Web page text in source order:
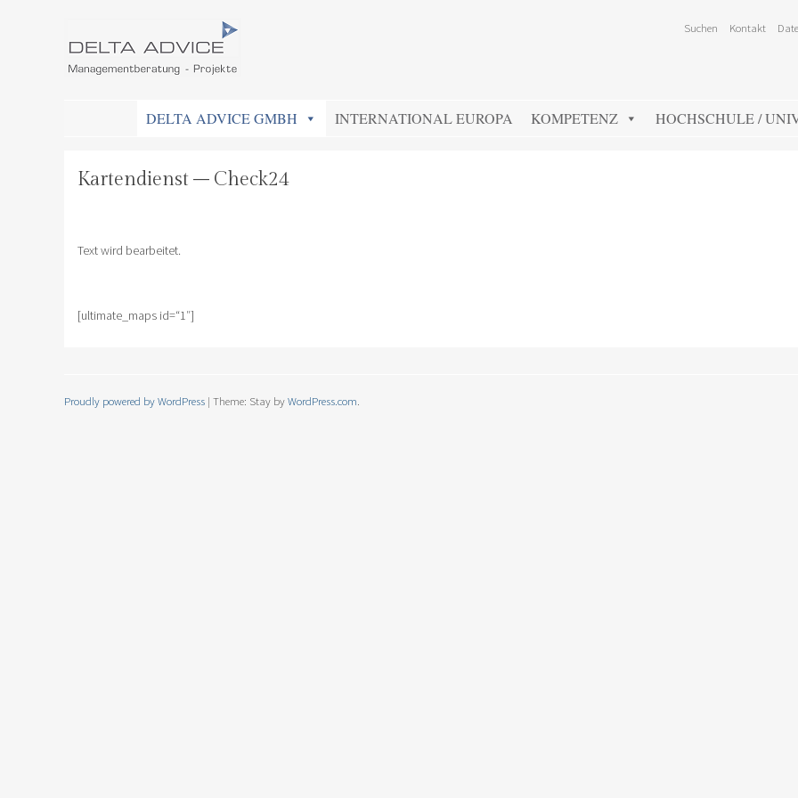
Suchen Kontakt
SKIP TO CONTENTDELTA ADVICE GMBH INTERNATIONAL EUROPA KOMPETENZ HOCHSCHULE /
Kartendienst – Check24
Text wird bearbeitet.
[ultimate_maps id=“1″]
Proudly powered by WordPress | Theme: Stay byWordPress.com